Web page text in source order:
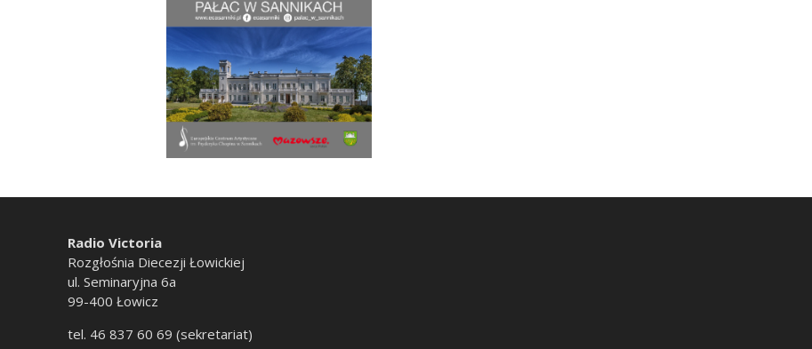
Radio Victoria
Rozgłośnia Diecezji Łowickiej
ul. Seminaryjna 6a
99-400 Łowicz
tel. 46 837 60 69 (sekretariat)